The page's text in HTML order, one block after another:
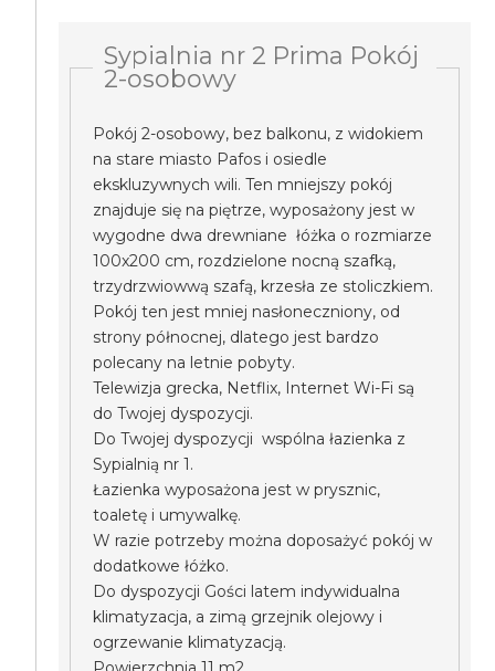
Sypialnia nr 2 Prima Pokój
2-osobowy
Pokój 2-osobowy, bez balkonu, z widokiem
na stare miasto Pafos i osiedle
ekskluzywnych wili. Ten mniejszy pokój
znajduje się na piętrze, wyposażony jest w
wygodne dwa drewniane łóżka o rozmiarze
100x200 cm, rozdzielone nocną szafką,
trzydrzwiowwą szafą, krzesła ze stoliczkiem.
Pokój ten jest mniej nasłoneczniony, od
strony północnej, dlatego jest bardzo
polecany na letnie pobyty.
Telewizja grecka, Netflix, Internet Wi-Fi są
do Twojej dyspozycji.
Do Twojej dyspozycji wspólna łazienka z
Sypialnią nr 1.
Łazienka wyposażona jest w prysznic,
toaletę i umywalkę.
W razie potrzeby można doposażyć pokój w
dodatkowe łóżko.
Do dyspozycji Gości latem indywidualna
klimatyzacja, a zimą grzejnik olejowy i
ogrzewanie klimatyzacją.